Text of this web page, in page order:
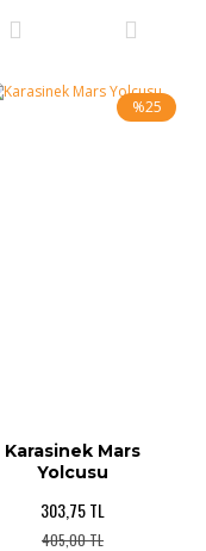
%25
Karasinek Mars
Yolcusu
303,75 TL
405,00 TL